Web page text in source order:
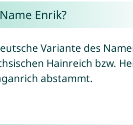
Enrik?
Variante des
Hainreich bzw.
abstammt.